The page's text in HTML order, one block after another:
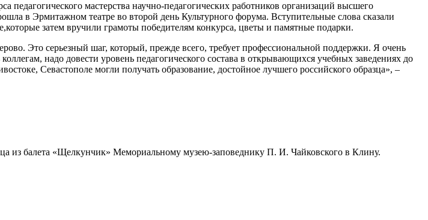
мастерства научно-педагогических работников организаций высшего
в Эрмитажном театре во второй день Культурного форума. Вступительные слова сказали
затем вручили грамоты победителям конкурса, цветы и памятные подарки.
Это серьезный шаг, который, прежде всего, требует профессиональной поддержки. Я очень
надо довести уровень педагогического состава в открывающихся учебных заведениях до
Севастополе могли получать образование, достойное лучшего российского образца», –
из балета «Щелкунчик» Мемориальному музею-заповеднику П. И. Чайковского в Клину.